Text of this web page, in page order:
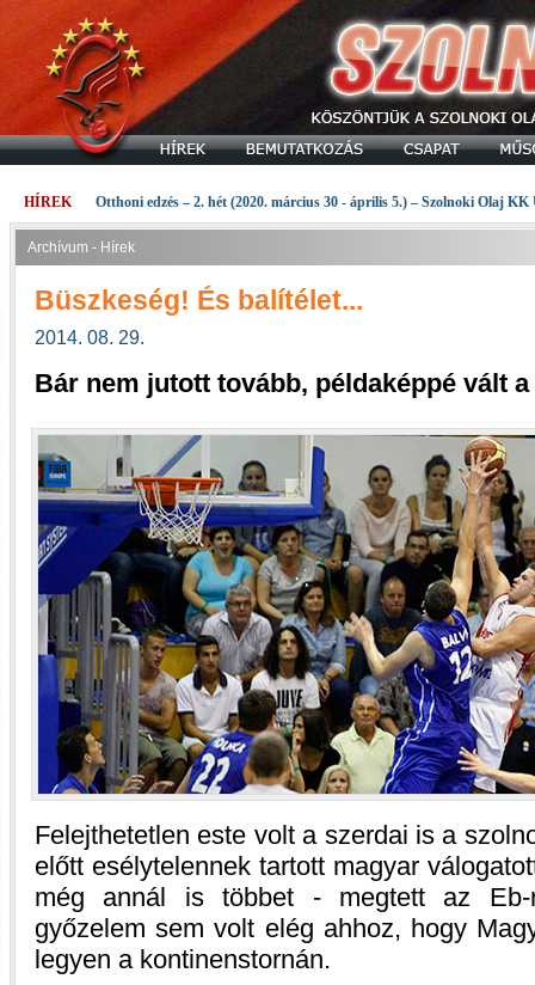
HÍREK Otthoni edzés – 2. hét (2020. március 30 - április 5.) – Szolnoki Olaj KK
Archívum - Hírek
Büszkeség! És balítélet...
2014. 08. 29.
Bár nem jutott tovább, példaképpé vált
Felejthetetlen este volt a szerdai is a
előtt esélytelennek tartott magyar
még annál is többet - megtett az Eb-
győzelem sem volt elég ahhoz, hogy
legyen a kontinenstornán.